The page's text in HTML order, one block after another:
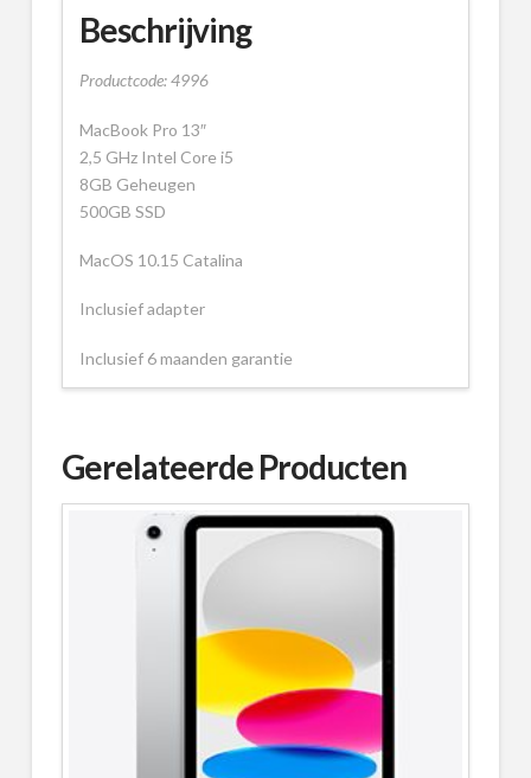
Beschrijving
Productcode: 4996
MacBook Pro 13″
2,5 GHz Intel Core i5
8GB Geheugen
500GB SSD
MacOS 10.15 Catalina
Inclusief adapter
Inclusief 6 maanden garantie
Gerelateerde Producten